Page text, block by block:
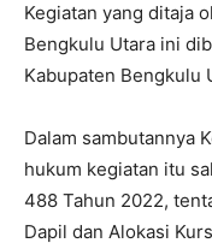
Kegiatan yang ditaja
Bengkulu Utara ini
Kabupaten Bengkulu
Dalam sambutannya
hukum kegiatan itu
488 Tahun 2022,
Dapil dan Alokasi